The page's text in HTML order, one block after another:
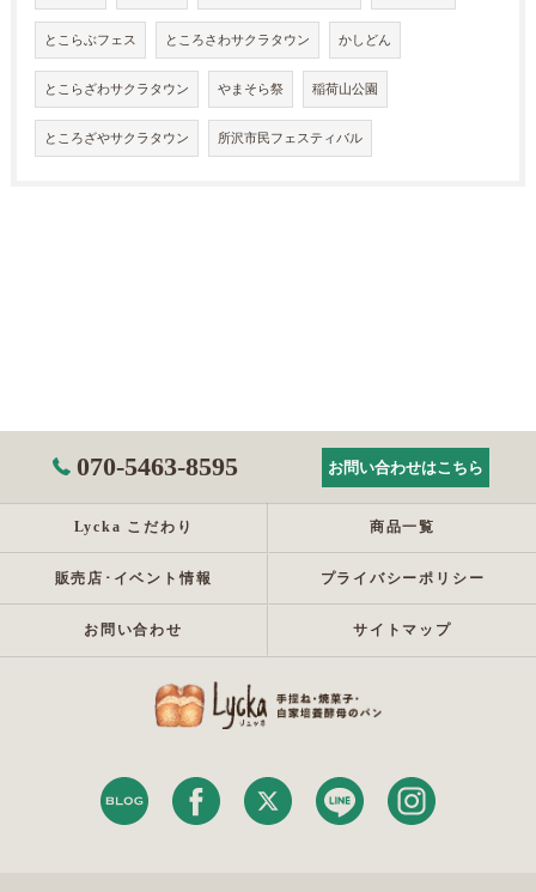
とこらぶフェス ところさわサクラタウン かしどん
とこらざわサクラタウン やまそら祭 稲荷山公園
ところざやサクラタウン 所沢市民フェスティバル
070-5463-8595 お問い合わせはこちら
Lycka こだわり 商品一覧
販売店･イベント情報 プライバシーポリシー
お問い合わせ サイトマップ